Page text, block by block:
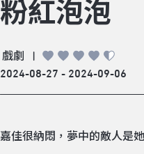
粉紅泡泡
戲劇
2024-08-27 - 2024-09-06
嘉佳很納悶，夢中的敵人是